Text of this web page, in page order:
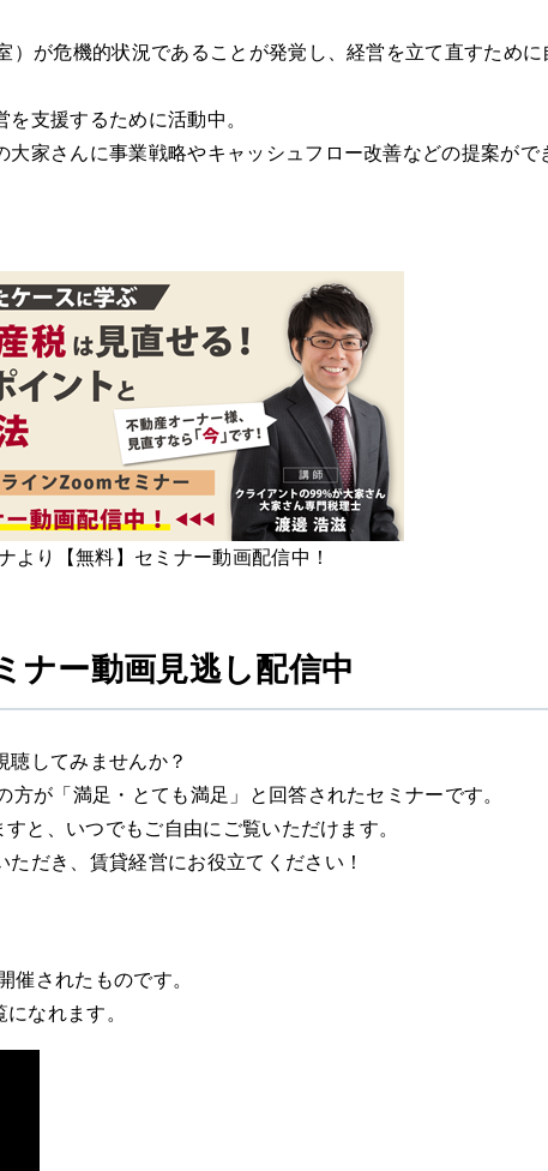
）が危機的状況であることが発覚し、経営を立て直すために
支援するために活動中。
家さんに事業戦略やキャッシュフロー改善などの提案がで
より【無料】セミナー動画配信中！
ナー動画見逃し配信中
聴してみませんか？
が「満足・とても満足」と回答されたセミナーです。
と、いつでもご自由にご覧いただけます。
だき、賃貸経営にお役立てください！
されたものです。
なれます。